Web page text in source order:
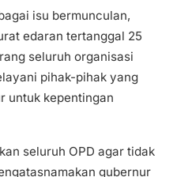
isu bermunculan,
edaran tertanggal 25
seluruh organisasi
pihak-pihak yang
untuk kepentingan
seluruh OPD agar tidak
gubernur